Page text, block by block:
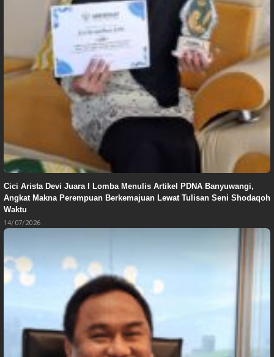
Cici Arista Devi Juara I Lomba Menulis Artikel PDNA Banyuwangi,
Angkat Makna Perempuan Berkemajuan Lewat Tulisan Seni Shodaqoh
Waktu
14/07/2026